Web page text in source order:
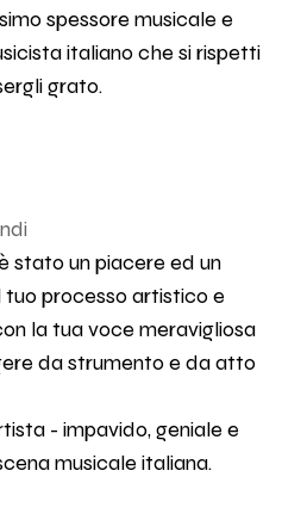
spessore musicale e
italiano che si rispetti
grato.
stato un piacere ed un
tuo processo artistico e
la tua voce meravigliosa
da strumento e da atto
- impavido, geniale e
musicale italiana.